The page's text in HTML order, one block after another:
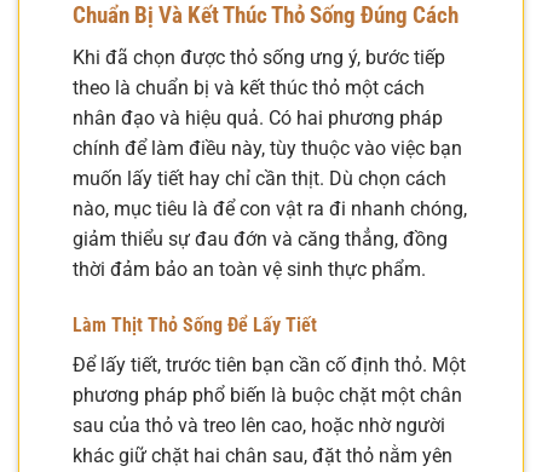
Chuẩn Bị Và Kết Thúc Thỏ Sống Đúng Cách
Khi đã chọn được thỏ sống ưng ý, bước tiếp
theo là chuẩn bị và kết thúc thỏ một cách
nhân đạo và hiệu quả. Có hai phương pháp
chính để làm điều này, tùy thuộc vào việc bạn
muốn lấy tiết hay chỉ cần thịt. Dù chọn cách
nào, mục tiêu là để con vật ra đi nhanh chóng,
giảm thiểu sự đau đớn và căng thẳng, đồng
thời đảm bảo an toàn vệ sinh thực phẩm.
Làm Thịt Thỏ Sống Để Lấy Tiết
Để lấy tiết, trước tiên bạn cần cố định thỏ. Một
phương pháp phổ biến là buộc chặt một chân
sau của thỏ và treo lên cao, hoặc nhờ người
khác giữ chặt hai chân sau, đặt thỏ nằm yên